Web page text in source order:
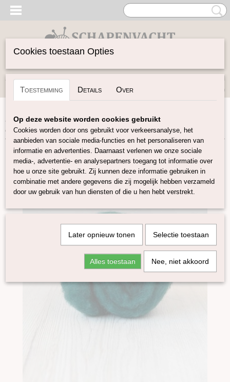
Inloggen Registreren
(0)
Home>Vilten>Kaardvlies>Gekaarde Maori wol
kaardvlies Ireland
Cookies toestaan Opties
Toestemming Details Over
Op deze website worden cookies gebruikt
Cookies worden door ons gebruikt voor verkeersanalyse, het
aanbieden van sociale media-functies en het personaliseren van
informatie en advertenties. Daarnaast verlenen we onze sociale
media-, advertentie- en analysepartners toegang tot informatie over
hoe u onze site gebruikt. Zij kunnen deze informatie gebruiken in
combinatie met andere gegevens die zij mogelijk hebben verzameld
door uw gebruik van hun diensten of die u hen hebt verstrekt.
Later opnieuw tonen Selectie toestaan
Alles toestaan Nee, niet akkoord